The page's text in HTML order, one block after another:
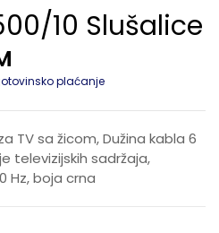
10 Slušalice
plaćanje
TV sa žicom, Dužina kabla 6
televizijskih sadržaja,
Hz, boja crna